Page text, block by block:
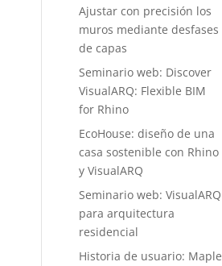
Ajustar con precisión los
muros mediante desfases
de capas
Seminario web: Discover
VisualARQ: Flexible BIM
for Rhino
EcoHouse: diseño de una
casa sostenible con Rhino
y VisualARQ
Seminario web: VisualARQ
para arquitectura
residencial
Historia de usuario: Maple